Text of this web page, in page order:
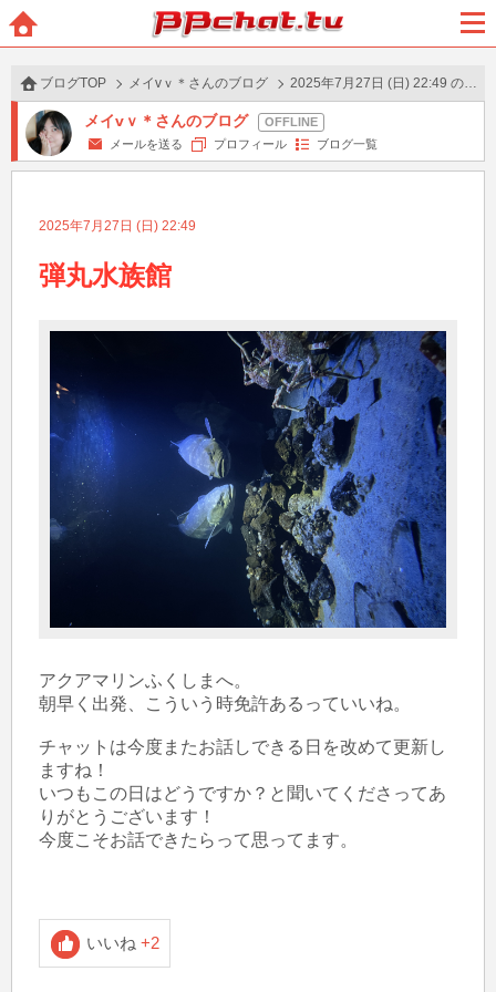
BBchatTV
ュー
ブログTOP メイvｖ＊さんのブログ 2025年7月27日 (日) 22:49 の投稿
メイvｖ＊さんのブログ
メールを送る プロフィール ブログ一覧
2025年7月27日 (日) 22:49
弾丸水族館
アクアマリンふくしまへ。
朝早く出発、こういう時免許あるっていいね。
チャットは今度またお話しできる日を改めて更新し
ますね！
いつもこの日はどうですか？と聞いてくださってあ
りがとうございます！
今度こそお話できたらって思ってます。
いいね +2